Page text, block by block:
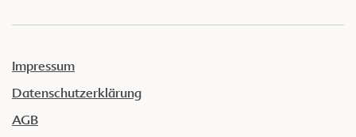
Impressum
Datenschutzerklärung
AGB